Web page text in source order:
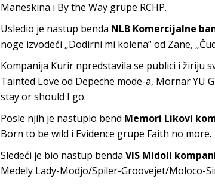
Maneskina i By the Way grupe RCHP.
Usledio je nastup benda NLB Komercijalne
noge izvodeći „Dodirni mi kolena“ od Zane,
Kompanija Kurir npredstavila se publici i žiriju
Tainted Love od Depeche mode-a, Mornar YU
stay or should I go.
Posle njih je nastupio bend Memori Likovi
Born to be wild i Evidence grupe Faith no more.
Sledeći je bio nastup benda VIS Midoli
Medely Lady-Modjo/Spiler-Groovejet/Moloco-